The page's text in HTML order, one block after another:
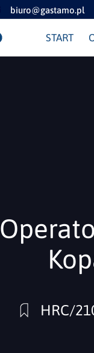
biuro@gastamo.pl
START
HRC/